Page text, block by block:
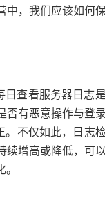
中，我们应该如何
日查看服务器日志
否有恶意操作与登
。不仅如此，日志
续增高或降低，可